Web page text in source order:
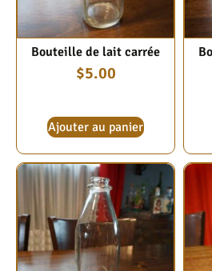
Bouteille de lait carrée
$5.00
Ajouter au panier